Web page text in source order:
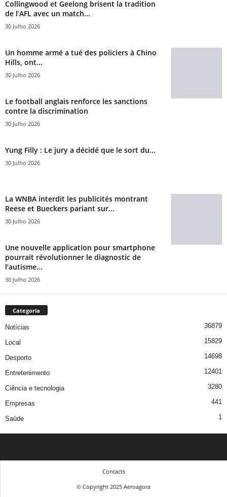
Collingwood et Geelong brisent la tradition
de l’AFL avec un match...
30 Julho 2026
Un homme armé a tué des policiers à Chino
Hills, ont...
30 Julho 2026
Le football anglais renforce les sanctions
contre la discrimination
30 Julho 2026
Yung Filly : Le jury a décidé que le sort du...
30 Julho 2026
La WNBA interdit les publicités montrant
Reese et Bueckers pariant sur...
30 Julho 2026
Une nouvelle application pour smartphone
pourrait révolutionner le diagnostic de
l’autisme...
30 Julho 2026
Categoria
Notícias 36879
Local 15829
Desporto 14698
Entretenimento 12401
Ciência e tecnologia 3280
Empresas 441
Saúde 1
Contacts
© Copyright 2025 Aeroagora